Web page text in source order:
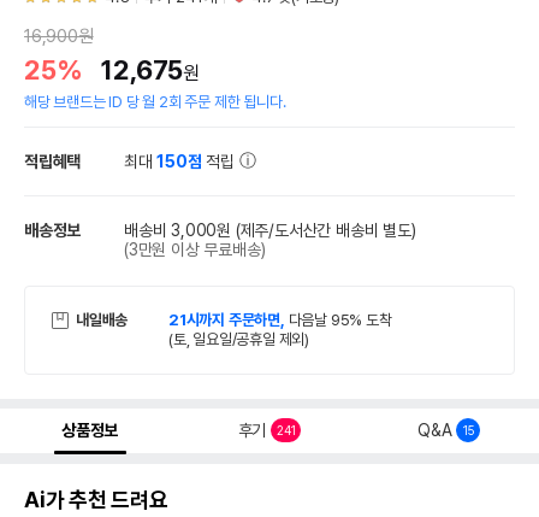
16,900원
25% 12,675원
해당 브랜드는 ID 당 월 2회 주문 제한 됩니다.
적립혜택 최대150점 적립
배송정보 배송비 3,000원 (제주/도서산간 배송비 별도)
(3만원 이상 무료배송)
내일배송 21시까지 주문하면, 다음날 95% 도착
(토, 일요일/공휴일 제외)
상품정보 후기 241 Q&A 15
Ai가 추천 드려요